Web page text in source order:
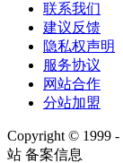
联系我们
建议反馈
隐私权声明
服务协议
网站合作
分站加盟
Copyright © 1999 -
站 备案信息